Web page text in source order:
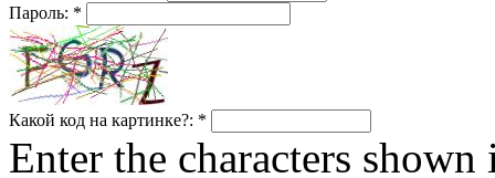
Пароль: *
Какой код на картинке?: *
Enter the characters shown